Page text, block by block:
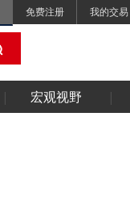
免费注册 我的交易
宏观视野